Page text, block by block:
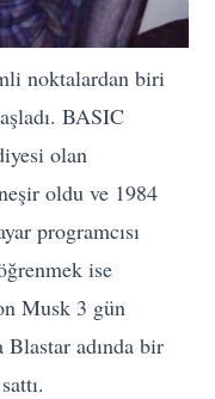
noktalardan biri
BASIC
olan
oldu ve 1984
programcısı
ise
Musk 3 gün
Blastar adında bir